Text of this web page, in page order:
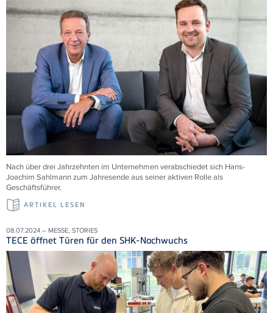
Nach über drei Jahrzehnten im Unternehmen verabschiedet sich Hans-
Joachim Sahlmann zum Jahresende aus seiner aktiven Rolle als
Geschäftsführer.
ARTIKEL LESEN
08.07.2024 – MESSE, STORIES
TECE öffnet Türen für den SHK-Nachwuchs